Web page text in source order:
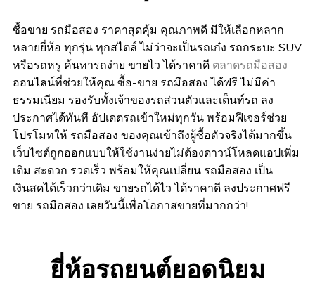
ซื้อขาย รถมือสอง ราคาสุดคุ้ม คุณภาพดี มีให้เลือกหลาก
หลายยี่ห้อ ทุกรุ่น ทุกสไตล์ ไม่ว่าจะเป็นรถเก๋ง รถกระบะ SUV
หรือรถหรู ค้นหารถง่าย ขายไว ได้ราคาดี ตลาดรถมือสอง
ออนไลน์ที่ช่วยให้คุณ ซื้อ-ขาย รถมือสอง ได้ฟรี ไม่มีค่า
ธรรมเนียม รองรับทั้งเจ้าของรถส่วนตัวและเต็นท์รถ ลง
ประกาศได้ทันที อัปเดตรถเข้าใหม่ทุกวัน พร้อมฟีเจอร์ช่วย
โปรโมทให้ รถมือสอง ของคุณเข้าถึงผู้ซื้อตัวจริงได้มากขึ้น
เว็บไซต์ถูกออกแบบให้ใช้งานง่ายไม่ต้องดาวน์โหลดแอปเพิ่ม
เติม สะดวก รวดเร็ว พร้อมให้คุณเปลี่ยน รถมือสอง เป็น
เงินสดได้เร็วกว่าเดิม ขายรถได้ไว ได้ราคาดี ลงประกาศฟรี
ขาย รถมือสอง เลยวันนี้เพื่อโอกาสขายที่มากกว่า!
ยี่ห้อรถยนต์ยอดนิยม